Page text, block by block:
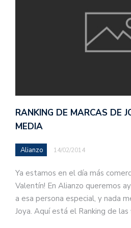
RANKING DE MARCAS DE
MEDIA
Alianzo 14/02/2014
Ya estamos en el día más
Valentín! En Alianzo queremos
a esa persona especial, y nada
Joya. Aquí está el Ranking de